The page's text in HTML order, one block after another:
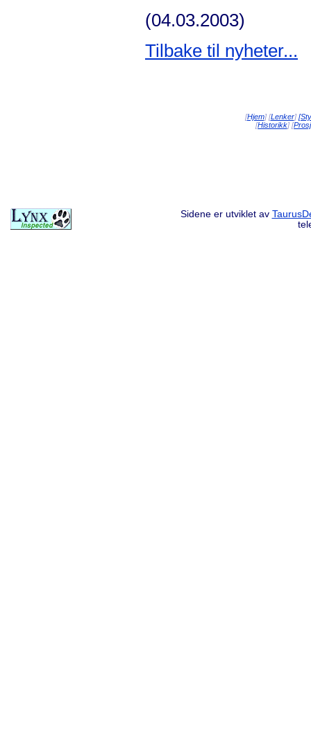
(04.03.2003)
Tilbake til nyheter...
[Hjem] [Lenker]
[Historikk] [
Sidene er utviklet av